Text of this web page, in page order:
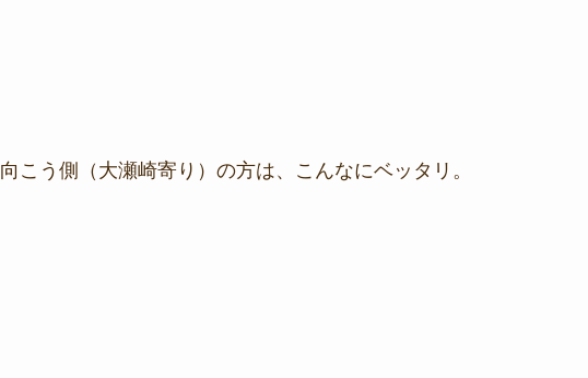
向こう側（大瀬崎寄り）の方は、こんなにベッタリ。